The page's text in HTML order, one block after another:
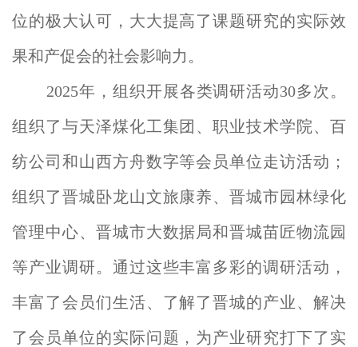
位的极大认可，大大提高了课题研究的实际效
果和产促会的社会影响力。
2025年，组织开展各类调研活动30多次。
组织了与天泽煤化工集团、职业技术学院、百
纺公司和山西方舟数字等会员单位走访活动；
组织了晋城卧龙山文旅康养、晋城市园林绿化
管理中心、晋城市大数据局和晋城苗匠物流园
等产业调研。通过这些丰富多彩的调研活动，
丰富了会员们生活、了解了晋城的产业、解决
了会员单位的实际问题，为产业研究打下了实